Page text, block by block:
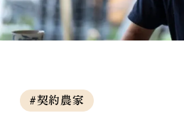
#契約農家